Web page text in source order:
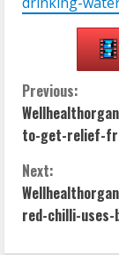
C
o
n
t
i
Previous:
to-get-relief-
Next:
red-chilli-